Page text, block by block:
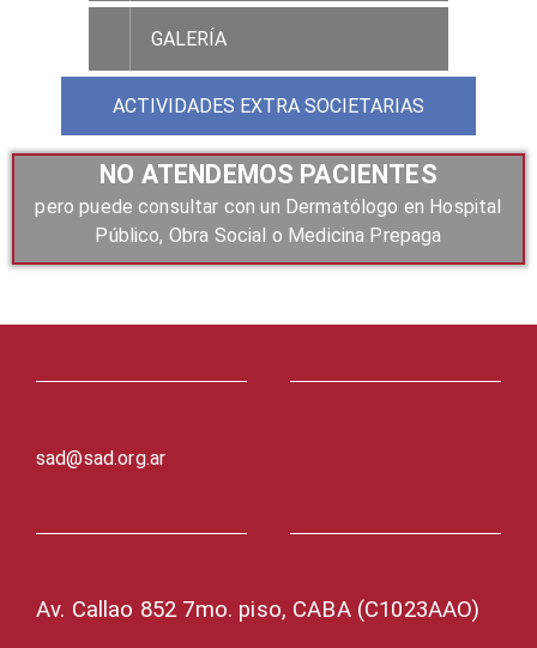
GALERÍA
ACTIVIDADES EXTRA SOCIETARIAS
NO ATENDEMOS PACIENTES
pero puede consultar con un Dermatólogo en Hospital
Público, Obra Social o Medicina Prepaga
sad@sad.org.ar
Av. Callao 852 7mo. piso, CABA (C1023AAO)